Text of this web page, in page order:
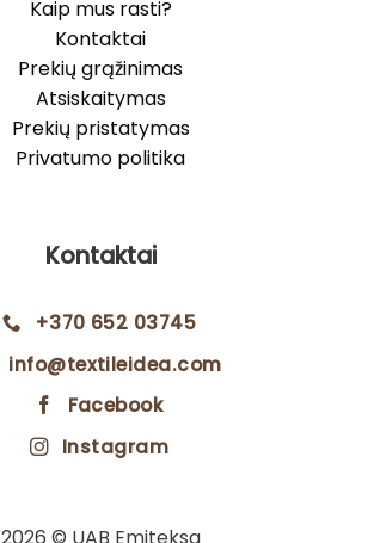
Kaip mus rasti?
Kontaktai
Prekių grąžinimas
Atsiskaitymas
Prekių pristatymas
Privatumo politika
Kontaktai
+370 652 03745
info@textileidea.com
Facebook
Instagram